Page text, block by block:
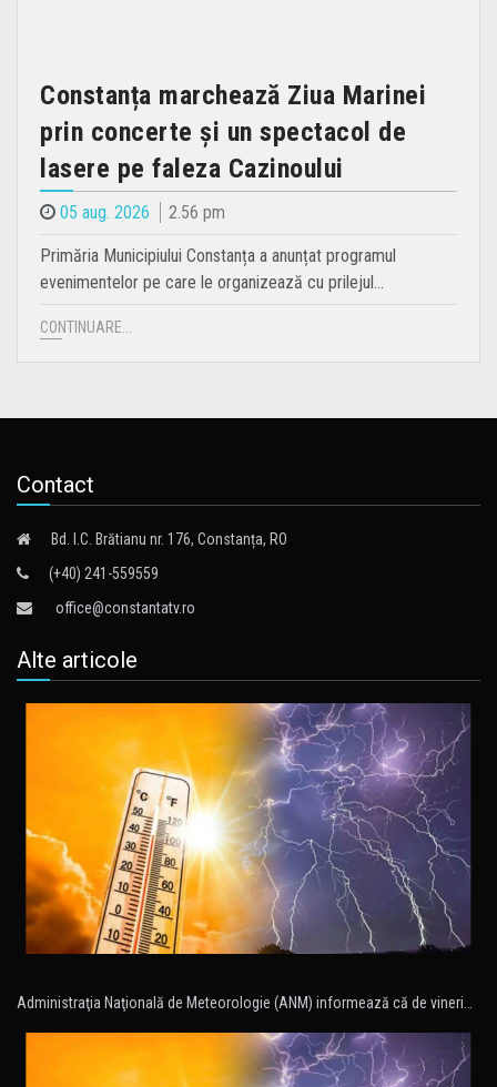
Constanța marchează Ziua Marinei
prin concerte și un spectacol de
lasere pe faleza Cazinoului
05 aug. 2026 2.56 pm
Primăria Municipiului Constanța a anunțat programul
evenimentelor pe care le organizează cu prilejul…
CONTINUARE...
Contact
Bd. I.C. Brătianu nr. 176, Constanța, RO
(+40) 241-559559
office@constantatv.ro
Alte articole
Administraţia Naţională de Meteorologie (ANM) informează că de vineri…